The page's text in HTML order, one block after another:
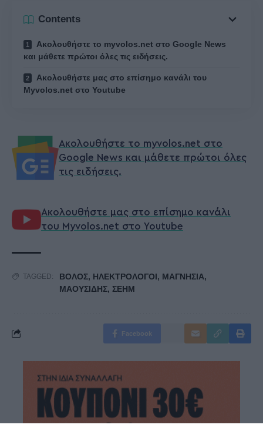
Contents
Ακολουθήστε το myvolos.net στο Google News
και μάθετε πρώτοι όλες τις ειδήσεις.
Ακολουθήστε μας στο επίσημο κανάλι του
Myvolos.net στο Youtube
Ακολουθήστε το myvolos.net στο
Google News και μάθετε πρώτοι όλες
τις ειδήσεις.
Ακολουθήστε μας στο επίσημο κανάλι
του Myvolos.net στο Youtube
TAGGED: ΒΟΛΟΣ, ΗΛΕΚΤΡΟΛΟΓΟΙ, ΜΑΓΝΗΣΙΑ,
ΜΑΟΥΣΙΔΗΣ, ΣΕΗΜ
Facebook